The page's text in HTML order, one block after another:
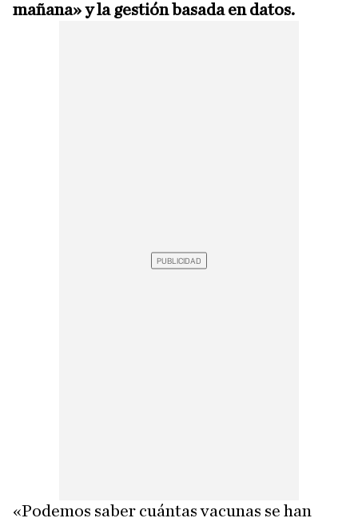
mañana» y la gestión basada en datos.
«Podemos saber cuántas vacunas se han